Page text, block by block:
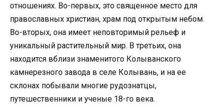
отношениях. Во-первых, это священное место для
православных христиан, храм под открытым небом.
Во-вторых, она имеет неповторимый рельеф и
уникальный растительный мир. В третьих, она
находится вблизи знаменитого Колыванского
камнерезного завода в селе Колывань, и на ее
склонах побывали многие рудознатцы,
путешественники и ученые 18-го века.